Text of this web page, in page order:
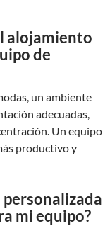
alojamiento
de
un ambiente
adecuadas,
Un equipo
productivo y
personalizada
mi equipo?